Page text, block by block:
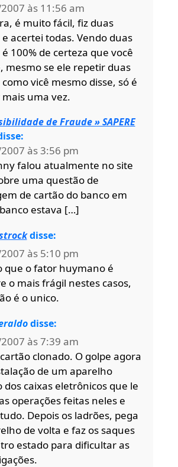
às 11:56 am
é muito fácil, fiz duas
e acertei todas. Vendo duas
100% de certeza que você
mesmo se ele repetir duas
vicê mesmo disse, só é
uma vez.
de Fraude » SAPERE
às 3:56 pm
falou atualmente no site
uma questão de
de cartão do banco em
estava […]
disse:
às 5:10 pm
que o fator huymano é
o mais frágil nestes casos,
é o unico.
disse:
às 7:39 am
clonado. O golpe agora
de um aparelho
dos caixas eletrônicos que le
operações feitas neles e
Depois os ladrões, pega
de volta e faz os saques
estado para dificultar as